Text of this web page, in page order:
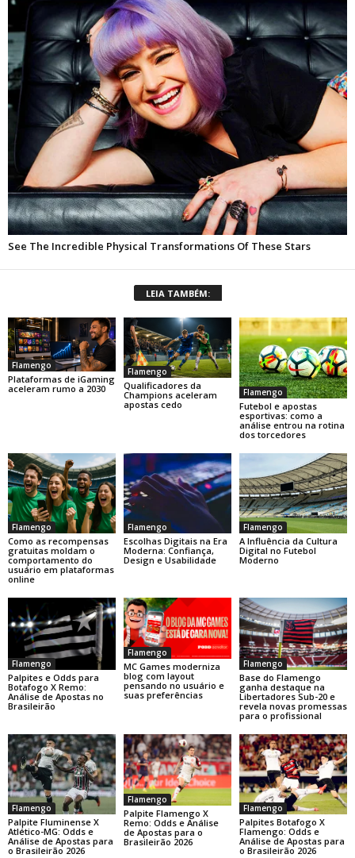
LEIA TAMBÉM:
Flamengo
Plataformas de iGaming
aceleram rumo a 2030
Flamengo
Qualificadores da
Champions aceleram
apostas cedo
Flamengo
Futebol e apostas
esportivas: como a
análise entrou na rotina
dos torcedores
Flamengo
Como as recompensas
gratuitas moldam o
comportamento do
usuário em plataformas
online
Flamengo
Escolhas Digitais na Era
Moderna: Confiança,
Design e Usabilidade
Flamengo
A Influência da Cultura
Digital no Futebol
Moderno
Flamengo
Palpites e Odds para
Botafogo X Remo:
Análise de Apostas no
Brasileirão
Flamengo
MC Games moderniza
blog com layout
pensando no usuário e
suas preferências
Flamengo
Base do Flamengo
ganha destaque na
Libertadores Sub-20 e
revela novas promessas
para o profissional
Flamengo
Palpite Fluminense X
Atlético-MG: Odds e
Análise de Apostas para
o Brasileirão 2026
Flamengo
Palpite Flamengo X
Remo: Odds e Análise
de Apostas para o
Brasileirão 2026
Flamengo
Palpites Botafogo X
Flamengo: Odds e
Análise de Apostas para
o Brasileirão 2026